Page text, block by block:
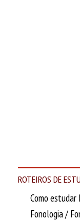
ROTEIROS DE
Como estudar
Fonologia /